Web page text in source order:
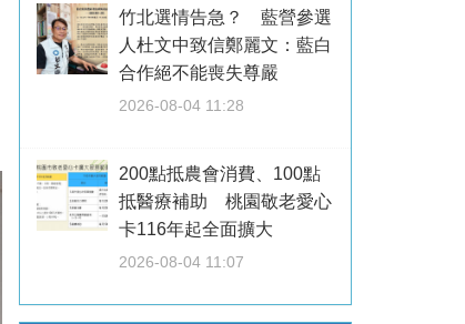
竹北選情告急？ 藍營參選
人杜文中致信鄭麗文：藍白
合作絕不能喪失尊嚴
2026-08-04 11:28
200點抵農會消費、100點
抵醫療補助 桃園敬老愛心
卡116年起全面擴大
2026-08-04 11:07